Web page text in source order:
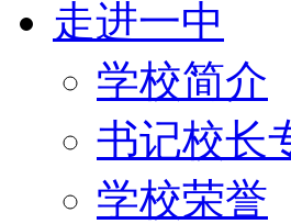
走进一中
学校简介
书记校长
学校荣誉